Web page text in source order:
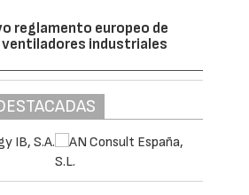
reglamento europeo de
ventiladores industriales